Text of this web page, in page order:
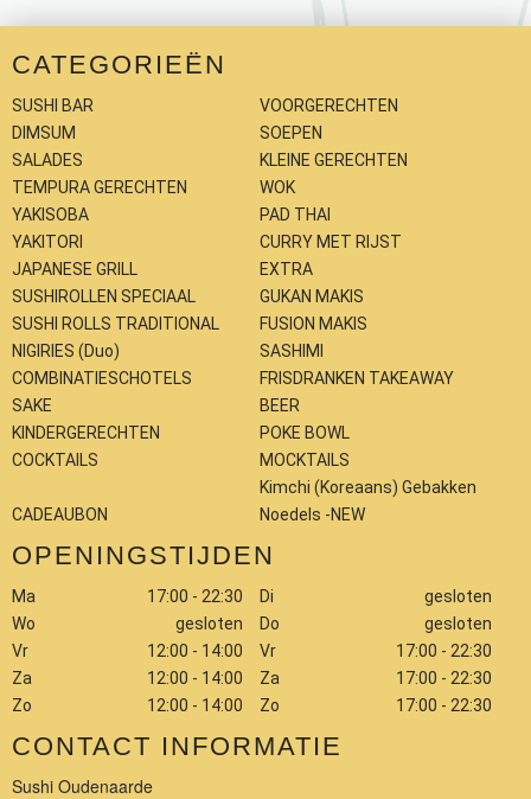
CATEGORIEËN
SUSHI BAR
VOORGERECHTEN
DIMSUM
SOEPEN
SALADES
KLEINE GERECHTEN
TEMPURA GERECHTEN
WOK
YAKISOBA
PAD THAI
YAKITORI
CURRY MET RIJST
JAPANESE GRILL
EXTRA
SUSHIROLLEN SPECIAAL
GUKAN MAKIS
SUSHI ROLLS TRADITIONAL
FUSION MAKIS
NIGIRIES (Duo)
SASHIMI
COMBINATIESCHOTELS
FRISDRANKEN TAKEAWAY
SAKE
BEER
KINDERGERECHTEN
POKE BOWL
COCKTAILS
MOCKTAILS
CADEAUBON
Kimchi (Koreaans) Gebakken
Noedels -NEW
OPENINGSTIJDEN
Ma 17:00 - 22:30 Di
gesloten
Wo
gesloten Do
gesloten
Vr
12:00 - 14:00 Vr
17:00 - 22:30
Za
12:00 - 14:00 Za
17:00 - 22:30
Zo
12:00 - 14:00 Zo 17:00 - 22:30
CONTACT INFORMATIE
Sushi Oudenaarde